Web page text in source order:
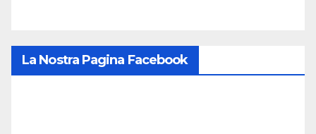
La Nostra Pagina Facebook